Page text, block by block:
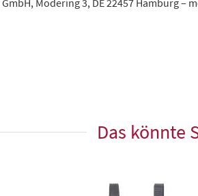
Modering 3, DE 22457 Hamburg –
Das könnte